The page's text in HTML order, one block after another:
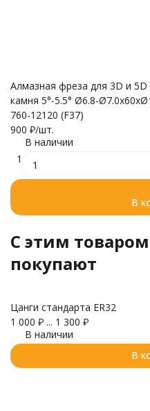
Алмазная фреза для 3D и
камня 5°-5.5° Ø6.8-
760-12120 (F37)
900 ₽/шт.
В наличии
1
В
C этим
покупают
Цанги стандарта ER32
1 000 ₽ ... 1 300 ₽
В наличии
В